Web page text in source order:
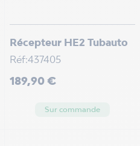
Récepteur HE2 Tubauto
Réf:437405
Prix
189,90 €
Sur commande